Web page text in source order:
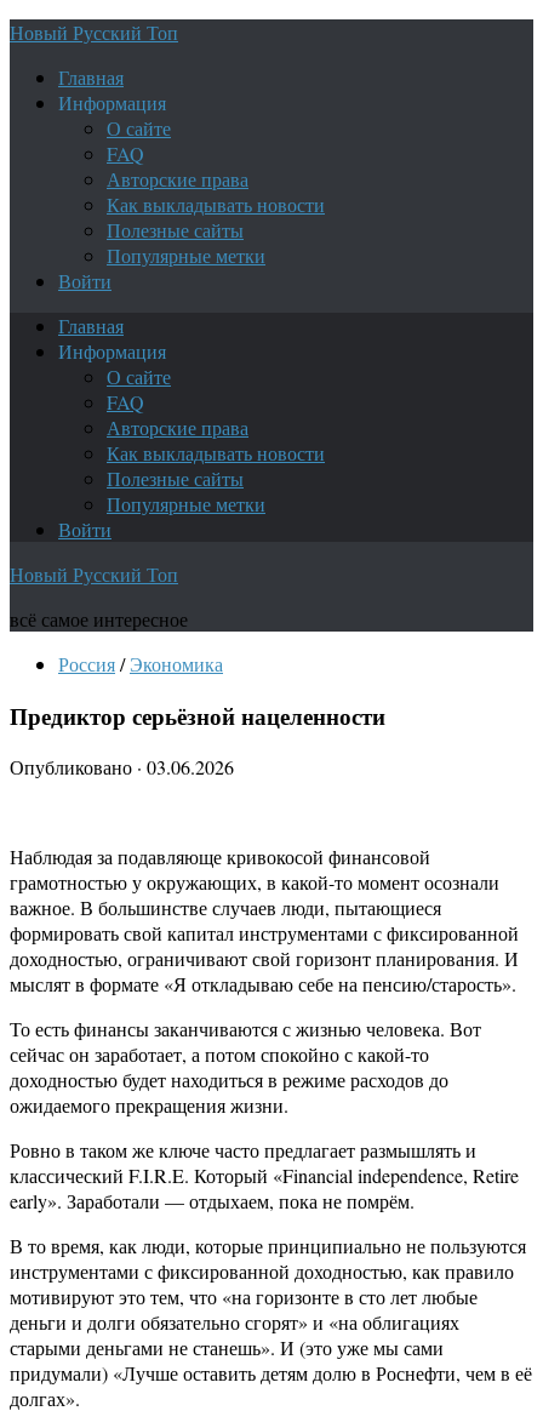
Новый Русский Топ
Главная
Информация
О сайте
FAQ
Авторские права
Как выкладывать новости
Полезные сайты
Популярные метки
Войти
Главная
Информация
О сайте
FAQ
Авторские права
Как выкладывать новости
Полезные сайты
Популярные метки
Войти
Новый Русский Топ
всё самое интересное
Россия/ Экономика
Предиктор серьёзной нацеленности
Опубликовано · 03.06.2026
Наблюдая за подавляюще кривокосой финансовой
грамотностью у окружающих, в какой-то момент осознали
важное. В большинстве случаев люди, пытающиеся
формировать свой капитал инструментами с фиксированной
доходностью, ограничивают свой горизонт планирования. И
мыслят в формате «Я откладываю себе на пенсию/старость».
То есть финансы заканчиваются с жизнью человека. Вот
сейчас он заработает, а потом спокойно с какой-то
доходностью будет находиться в режиме расходов до
ожидаемого прекращения жизни.
Ровно в таком же ключе часто предлагает размышлять и
классический F.I.R.E. Который «Financial independence, Retire
early». Заработали — отдыхаем, пока не помрём.
В то время, как люди, которые принципиально не пользуются
инструментами с фиксированной доходностью, как правило
мотивируют это тем, что «на горизонте в сто лет любые
деньги и долги обязательно сгорят» и «на облигациях
старыми деньгами не станешь». И (это уже мы сами
придумали) «Лучше оставить детям долю в Роснефти, чем в её
долгах».